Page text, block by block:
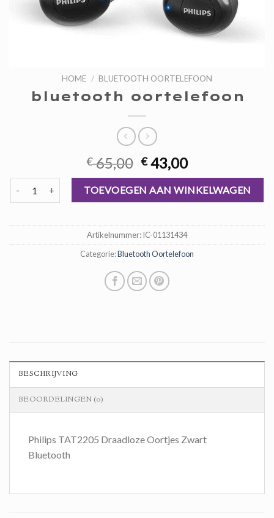
HOME / BLUETOOTH OORTELEFOON
bluetooth oortelefoon
€65,00 Oorspronkelijke
prijs
was:
€ 65,00.
€43,00Huidige
prijs
is:
€ 43,00.
bluetooth oortelefoon aantalTOEVOEGEN AAN WINKELWAGEN
Artikelnummer:IC-01131434
Categorie:Bluetooth Oortelefoon
BESCHRIJVING
BEOORDELINGEN (0)
Philips TAT2205 Draadloze Oortjes Zwart
Bluetooth